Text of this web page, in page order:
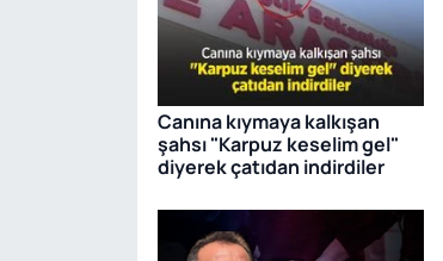
Canına kıymaya kalkışan
şahsı "Karpuz keselim gel"
diyerek çatıdan indirdiler